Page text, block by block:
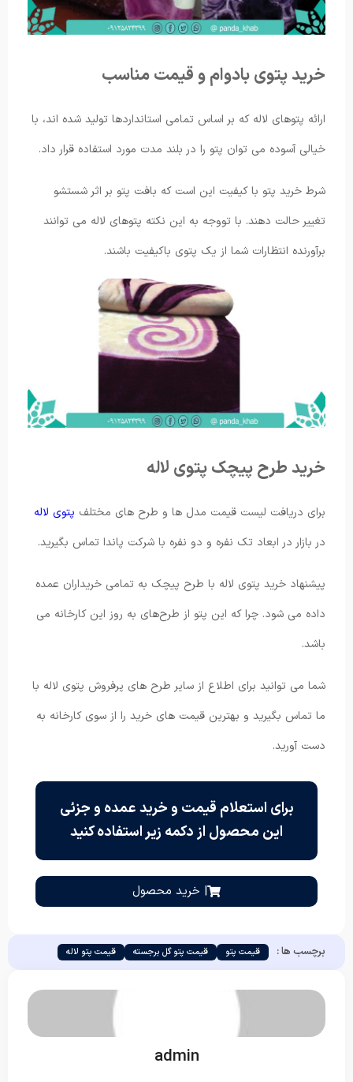
خرید پتوی بادوام و قیمت مناسب
ارائه پتوهای لاله که بر اساس تمامی استانداردها تولید شده اند، با
خیالی آسوده می ‌توان پتو را در بلند مدت مورد استفاده قرار داد.
شرط خرید پتو با کیفیت این است که بافت پتو بر اثر شستشو
تغییر حالت دهند. با تووجه به این نکته پتو‌های لاله می‌ توانند
برآورنده انتظارات شما از یک پتوی باکیفیت باشند.
خرید طرح پیچک پتوی لاله
برای دریافت لیست قیمت مدل ها و طرح های مختلف پتوی لاله
در بازار در ابعاد تک نفره و دو نفره با شرکت پاندا تماس بگیرید.
پیشنهاد خرید پتوی لاله با طرح پیچک به تمامی خریداران عمده
داده می شود. چرا که این پتو از طرح‌های به روز این کارخانه می
باشد.
شما می توانید برای اطلاع از سایر طرح های پرفروش پتوی لاله با
ما تماس بگیرید و بهترین قیمت های خرید را از سوی کارخانه به
دست آورید.
برای استعلام قیمت و خرید عمده و جزئی
این محصول از دکمه زیر استفاده کنید
| خرید محصول
برچسب ها : قیمت پتو قیمت پتو گل برجسته قیمت پتو لاله
admin